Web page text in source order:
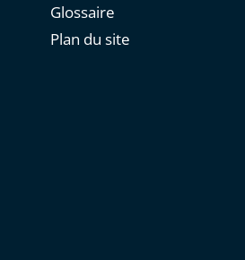
Glossaire
Plan du site